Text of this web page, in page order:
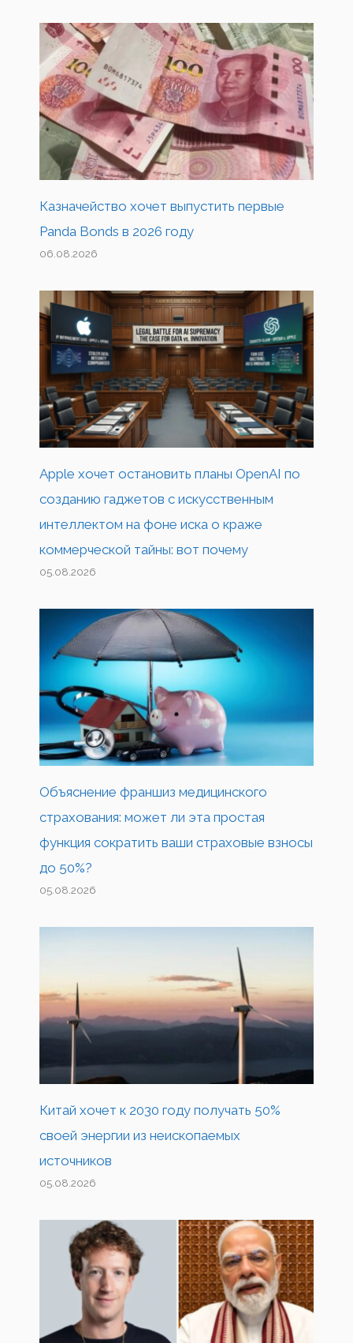
Казначейство хочет выпустить первые
Panda Bonds в 2026 году
06.08.2026
Apple хочет остановить планы OpenAI по
созданию гаджетов с искусственным
интеллектом на фоне иска о краже
коммерческой тайны: вот почему
05.08.2026
Объяснение франшиз медицинского
страхования: может ли эта простая
функция сократить ваши страховые взносы
до 50%?
05.08.2026
Китай хочет к 2030 году получать 50%
своей энергии из неископаемых
источников
05.08.2026